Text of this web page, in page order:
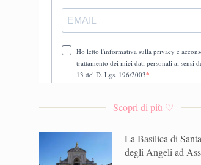
Scopri di più ♡
La Basilica di
degli Angeli ad